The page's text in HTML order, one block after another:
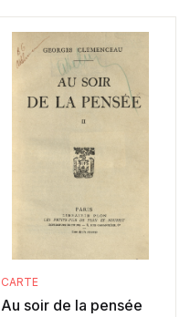
CARTE
Au soir de la pensée